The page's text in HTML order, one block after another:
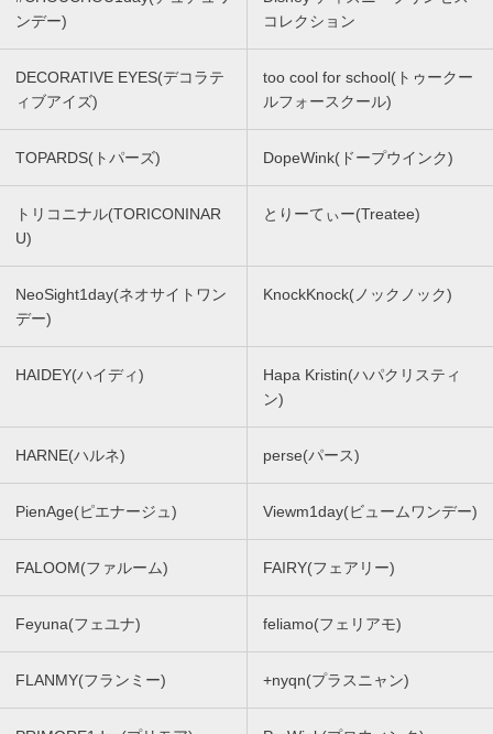
ンデー)
コレクション
DECORATIVE EYES(デコラテ
ィブアイズ)
too cool for school(トゥークー
ルフォースクール)
TOPARDS(トパーズ) DopeWink(ドープウインク)
トリコニナル(TORICONINAR
U)
とりーてぃー(Treatee)
NeoSight1day(ネオサイトワン
デー)
KnockKnock(ノックノック)
HAIDEY(ハイディ)
Hapa Kristin(ハパクリスティ
ン)
HARNE(ハルネ) perse(パース)
PienAge(ピエナージュ) Viewm1day(ビュームワンデー)
FALOOM(ファルーム) FAIRY(フェアリー)
Feyuna(フェユナ) feliamo(フェリアモ)
FLANMY(フランミー) +nyqn(プラスニャン)